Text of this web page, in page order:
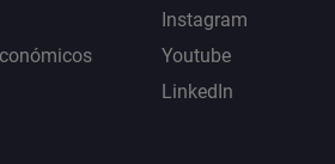
Instagram
Youtube
LinkedIn